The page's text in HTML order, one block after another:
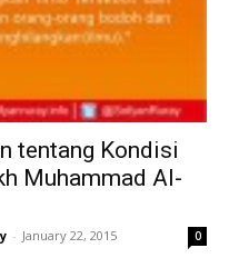
tentang Kondisi
Muhammad Al-
- January 22, 2015 0